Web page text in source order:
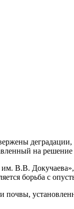
на
Докучаева»,
борьба с
почвы,